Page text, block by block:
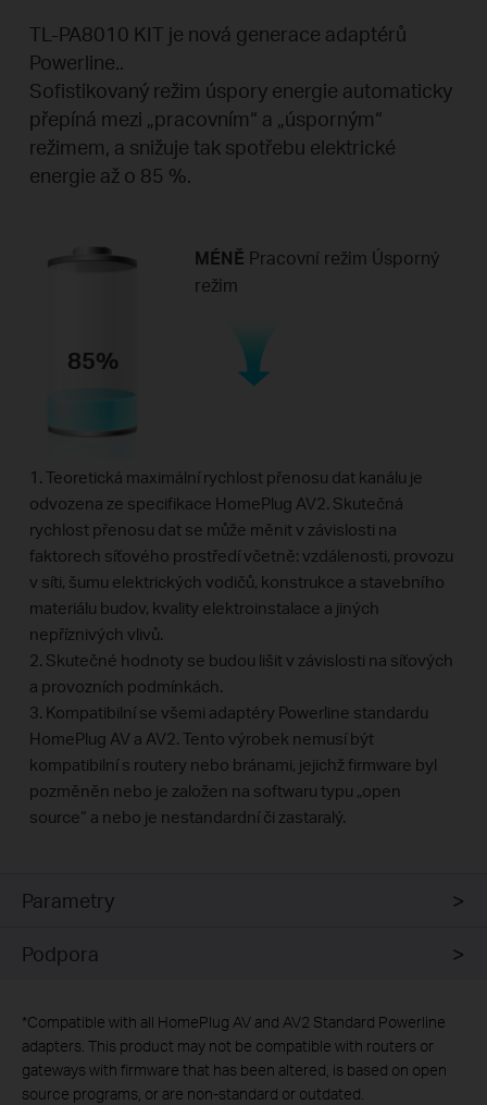
TL-PA8010 KIT je nová generace adaptérů
Powerline..
Sofistikovaný režim úspory energie automaticky
přepíná mezi „pracovním“ a „úsporným“
režimem, a snižuje tak spotřebu elektrické
energie až o 85 %.
85%
MÉNĚ Pracovní režim Úsporný
režim
1. Teoretická maximální rychlost přenosu dat kanálu je
odvozena ze specifikace HomePlug AV2. Skutečná
rychlost přenosu dat se může měnit v závislosti na
faktorech síťového prostředí včetně: vzdálenosti, provozu
v síti, šumu elektrických vodičů, konstrukce a stavebního
materiálu budov, kvality elektroinstalace a jiných
nepříznivých vlivů.
2. Skutečné hodnoty se budou lišit v závislosti na síťových
a provozních podmínkách.
3. Kompatibilní se všemi adaptéry Powerline standardu
HomePlug AV a AV2. Tento výrobek nemusí být
kompatibilní s routery nebo bránami, jejichž firmware byl
pozměněn nebo je založen na softwaru typu „open
source“ a nebo je nestandardní či zastaralý.
Parametry
Podpora
*Compatible with all HomePlug AV and AV2 Standard Powerline
adapters. This product may not be compatible with routers or
gateways with firmware that has been altered, is based on open
source programs, or are non-standard or outdated.